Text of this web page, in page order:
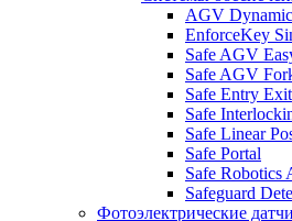
AGV
EnforceKey
Safe AGV
Safe AGV
Safe Entry Exit
Safe
Safe Linear
Safe Portal
Safe Robotics
Safeguard
Фотоэлектрические